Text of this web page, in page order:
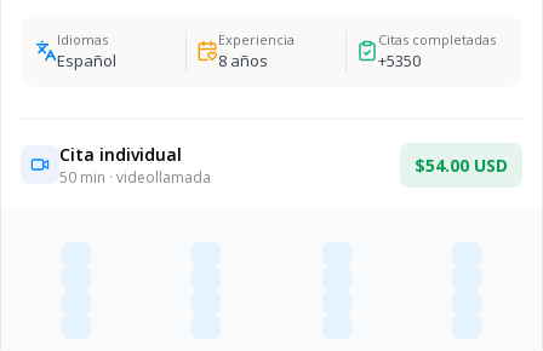
Idiomas
Español
Experiencia
8años
Citas completadas
+5350
Cita individual
50 min · videollamada
$54.00 USD